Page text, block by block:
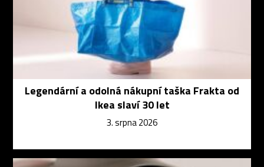
Legendární a odolná nákupní taška Frakta od
Ikea slaví 30 let
3. srpna 2026